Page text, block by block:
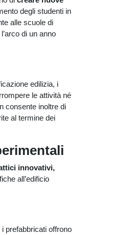
degli studenti in
alle scuole di
di un anno
edilizia, i
le attività né
consente inoltre di
al termine dei
innovativi,
all’edificio
prefabbricati offrono